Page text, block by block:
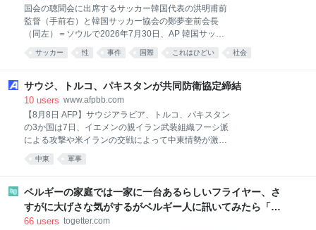
空港のウクライナの貨物機近くで爆発物を搭載した無
人機1機が発見されたほか、別の航空機が上空で正体
不明の物体と衝突する事態が発生した。 同空港は、ウ
クライナのアントノフ航空の拠点となっているほか、
国会の聴聞会に出席するサッカー韓国代表の洪明甫前
監督（手前右）と韓国サッカー協会の鄭夢奎前会長
（同左）＝ソウルで2026年7月30日、AP 韓国サッカ
ー協会が、2011～12年に行われた韓国男子代表の試合
で外国人審判らに性的接待をしていた疑いが浮上し
アが7日、報じた。接待を受けたとされる審判の中に
は日本人も含まれていたという。 主審と副審ら4人は
日本人 報道によると、文化体育観光省が16年に協会へ
の監査をまとめた報告書に、11年3月～12年3月に国内
で開かれたワールドカップ（W杯）予選1試合、オリン
官らに性的接待が行われたと記されていた。報告書は
ージ店に案内し、法人カードで費用を支払っていたと
いう。問題となった試合の一つは、12年のW杯ブラジ
サッカー 性 事件 国際 これはひどい 社会
サウジ、トルコ、パキスタンが共同防衛協定締結
10 users www.afpbb.com
【8月8日 AFP】サウジアラビア、トルコ、パキスタン
の3か国は7日、イエメンの親イラン武装組織フーシ派
による攻撃や米イランの交戦によって中東情勢が激化
する中、「メッカ共同防衛協定」に署名した。 サウジ
は、周辺国を巻き込みホルムズ海峡や紅海での海上輸
全保障関係の強化を目指している。 米国との交戦で勢
いづいたイランとその支援を受けるフーシ派がサウジ
を攻撃している。一方でアナリストらは、米国がます
中東 軍事
ベルギーの家庭では一家に一台あるらしいフライヤー、さ
すがに大げさな気がするがベルギー人に訊いてみたら「み
んながみんな持ってるわけやないで。うちにはあるけど
66 users togetter.com